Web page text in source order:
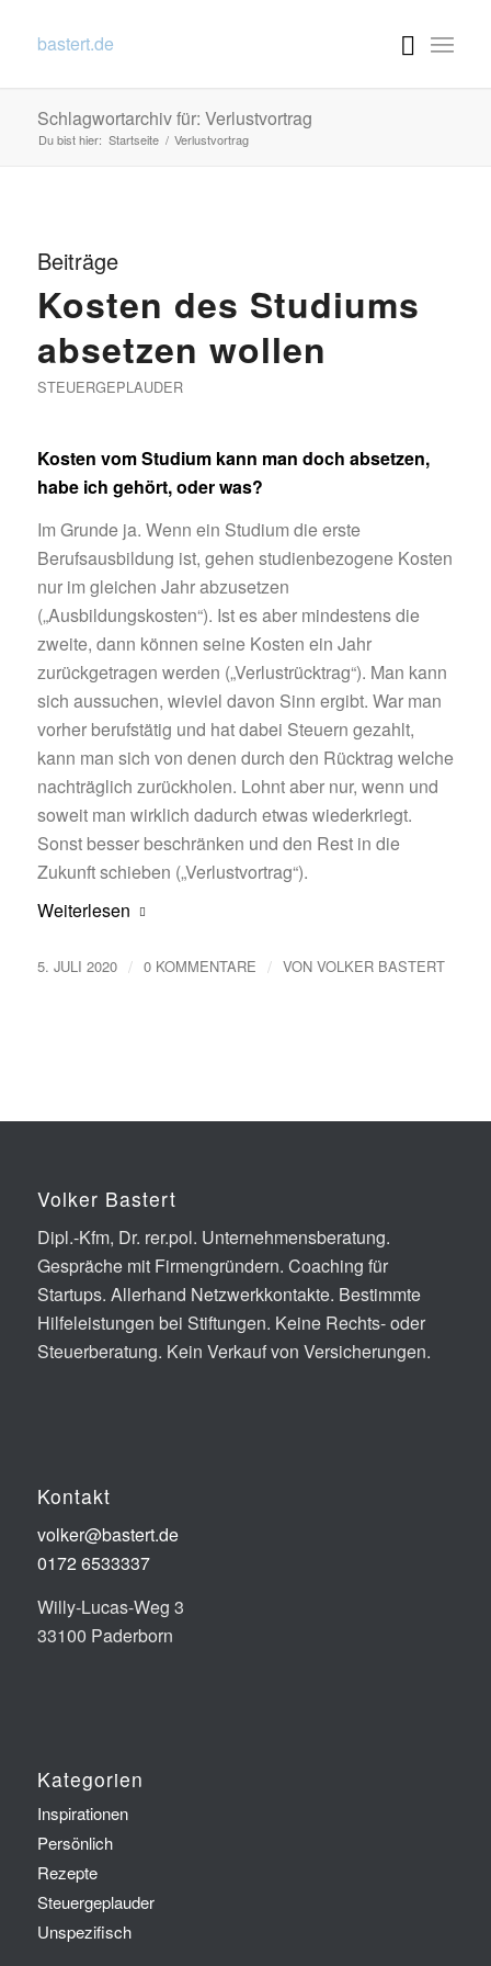
bastert.de
Schlagwortarchiv für: Verlustvortrag
Du bist hier: Startseite / Verlustvortrag
Beiträge
Kosten des Studiums
absetzen wollen
STEUERGEPLAUDER
Kosten vom Studium kann man doch absetzen,
habe ich gehört, oder was?
Im Grunde ja. Wenn ein Studium die erste
Berufsausbildung ist, gehen studienbezogene Kosten
nur im gleichen Jahr abzusetzen
(„Ausbildungskosten“). Ist es aber mindestens die
zweite, dann können seine Kosten ein Jahr
zurückgetragen werden („Verlustrücktrag“). Man kann
sich aussuchen, wieviel davon Sinn ergibt. War man
vorher berufstätig und hat dabei Steuern gezahlt,
kann man sich von denen durch den Rücktrag welche
nachträglich zurückholen. Lohnt aber nur, wenn und
soweit man wirklich dadurch etwas wiederkriegt.
Sonst besser beschränken und den Rest in die
Zukunft schieben („Verlustvortrag“).
Weiterlesen
5. JULI 2020 / 0 KOMMENTARE / VON VOLKER BASTERT
Volker Bastert
Dipl.-Kfm, Dr. rer.pol. Unter­nehmens­beratung.
Gespräche mit Firmen­gründern. Coaching für
Startups. Allerhand Netz­werk­kontakte. Bestimmte
Hilfe­leistungen bei Stiftungen. Keine Rechts- oder
Steuer­beratung. Kein Verkauf von Versicherungen.
Kontakt
volker@bastert.de
0172 6533337‬
Willy-Lucas-Weg 3
33100 Paderborn
Kategorien
Inspirationen
Persönlich
Rezepte
Steuergeplauder
Unspezifisch